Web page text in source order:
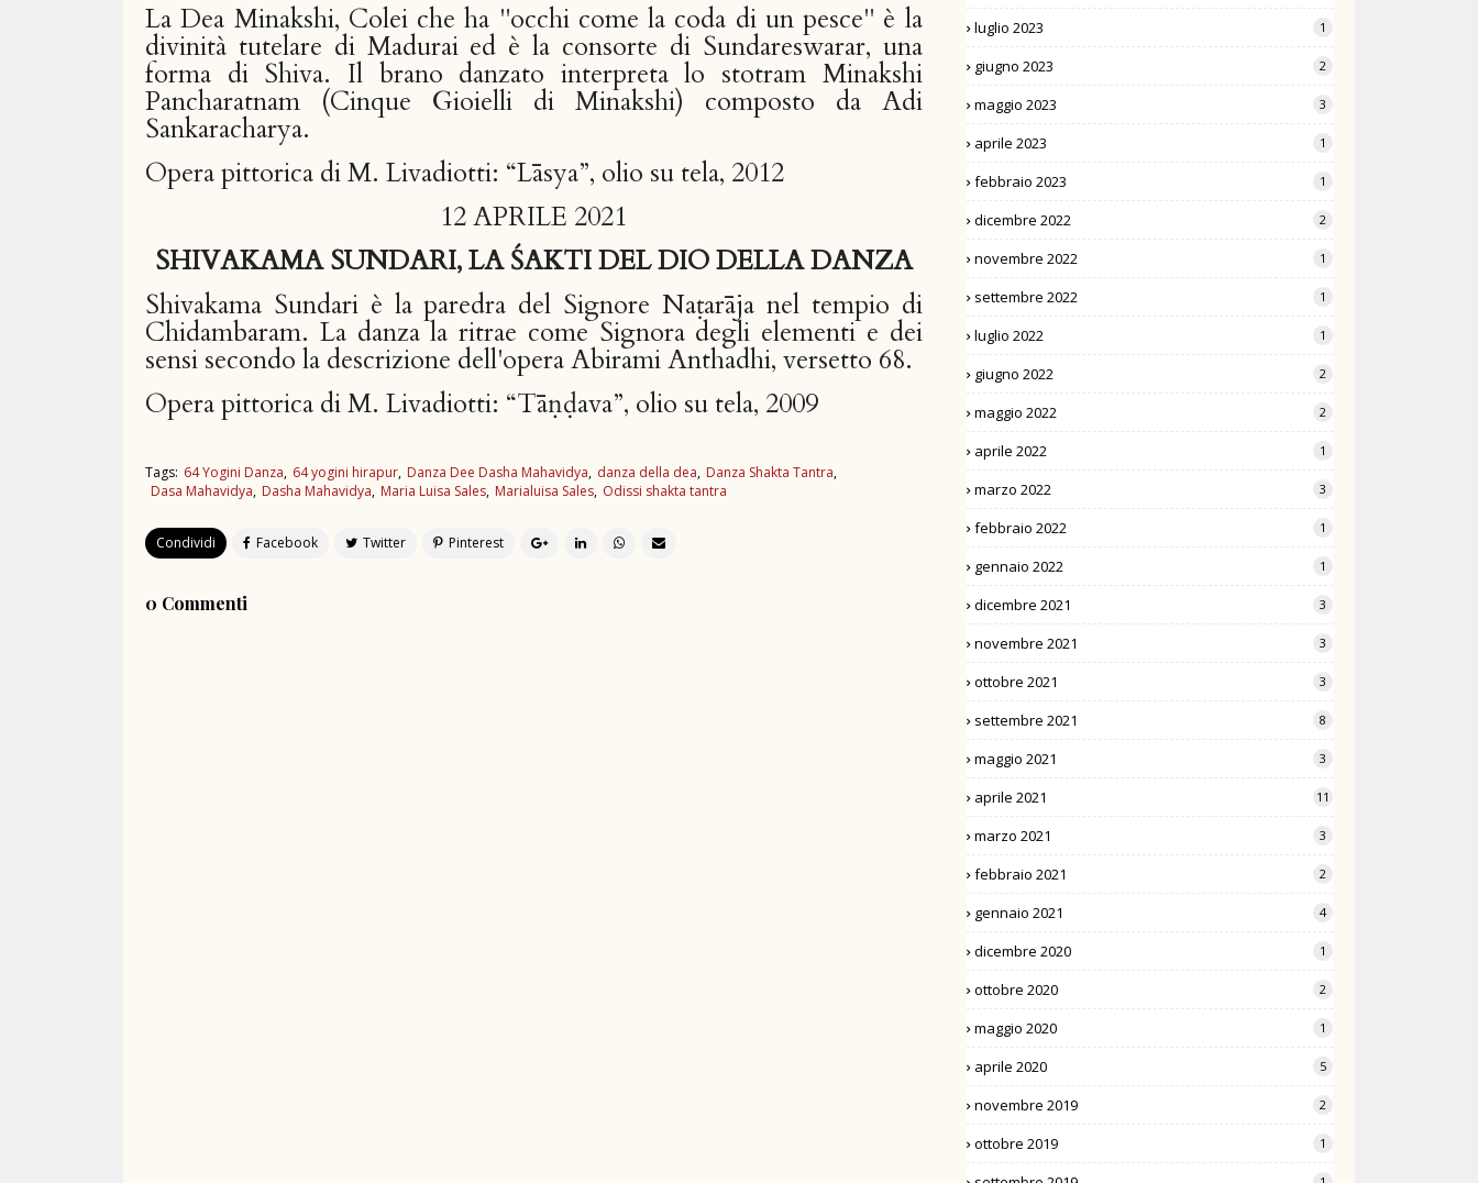
La Dea Minakshi, Colei che ha "occhi come la coda di un pesce" è la
divinità tutelare di Madurai ed è la consorte di Sundareswarar, una
forma di Shiva. Il brano danzato interpreta lo stotram Minakshi
Pancharatnam (Cinque Gioielli di Minakshi) composto da Adi
Sankaracharya.
Opera pittorica di M. Livadiotti: “Lāsya”, olio su tela, 2012
12 APRILE 2021
SHIVAKAMA SUNDARI, LA ŚAKTI DEL DIO DELLA DANZA
Shivakama Sundari è la paredra del Signore Naṭarāja nel tempio di
Chidambaram. La danza la ritrae come Signora degli elementi e dei
sensi secondo la descrizione dell'opera Abirami Anthadhi, versetto 68.
Opera pittorica di M. Livadiotti: “Tāṇḍava”, olio su tela, 2009
Tags: 64 Yogini Danza 64 yogini hirapur Danza Dee Dasha Mahavidya danza della dea Danza Shakta Tantra
Dasa Mahavidya Dasha Mahavidya Maria Luisa Sales Marialuisa Sales Odissi shakta tantra
Condividi
0 Commenti
luglio 2023 1
giugno 2023 2
maggio 2023 3
aprile 2023 1
febbraio 2023 1
dicembre 2022 2
novembre 2022 1
settembre 2022 1
luglio 2022 1
giugno 2022 2
maggio 2022 2
aprile 2022 1
marzo 2022 3
febbraio 2022 1
gennaio 2022 1
dicembre 2021 3
novembre 2021 3
ottobre 2021 3
settembre 2021 8
maggio 2021 3
aprile 2021 11
marzo 2021 3
febbraio 2021 2
gennaio 2021 4
dicembre 2020 1
ottobre 2020 2
maggio 2020 1
aprile 2020 5
novembre 2019 2
ottobre 2019 1